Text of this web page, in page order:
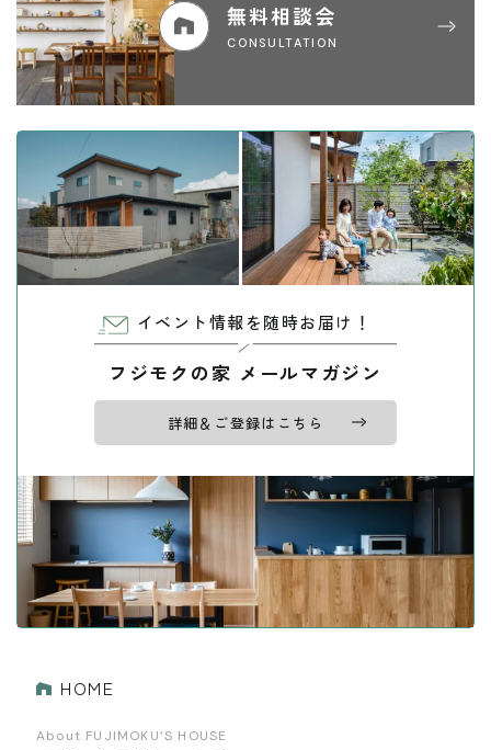
無料相談会
CONSULTATION
イベント情報を随時お届け！
フジモクの家 メールマガジン
詳細＆ご登録はこちら
HOME
About FUJIMOKU’S HOUSE